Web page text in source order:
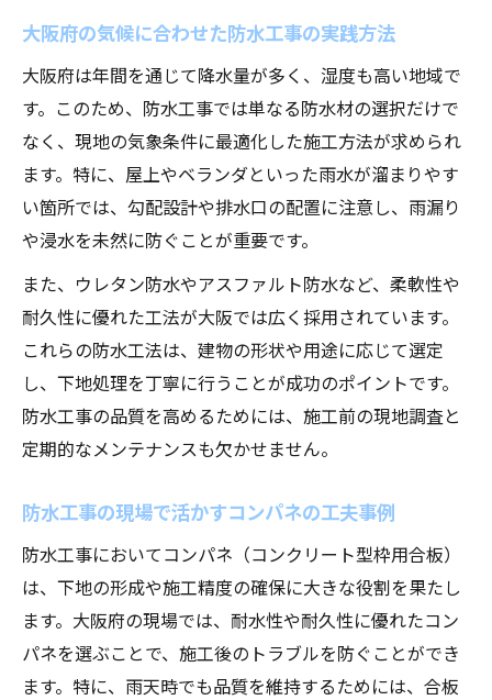
大阪府の気候に合わせた防水工事の実践方法
大阪府は年間を通じて降水量が多く、湿度も高い地域で
す。このため、防水工事では単なる防水材の選択だけで
なく、現地の気象条件に最適化した施工方法が求められ
ます。特に、屋上やベランダといった雨水が溜まりやす
い箇所では、勾配設計や排水口の配置に注意し、雨漏り
や浸水を未然に防ぐことが重要です。
また、ウレタン防水やアスファルト防水など、柔軟性や
耐久性に優れた工法が大阪では広く採用されています。
これらの防水工法は、建物の形状や用途に応じて選定
し、下地処理を丁寧に行うことが成功のポイントです。
防水工事の品質を高めるためには、施工前の現地調査と
定期的なメンテナンスも欠かせません。
防水工事の現場で活かすコンパネの工夫事例
防水工事においてコンパネ（コンクリート型枠用合板）
は、下地の形成や施工精度の確保に大きな役割を果たし
ます。大阪府の現場では、耐水性や耐久性に優れたコン
パネを選ぶことで、施工後のトラブルを防ぐことができ
ます。特に、雨天時でも品質を維持するためには、合板